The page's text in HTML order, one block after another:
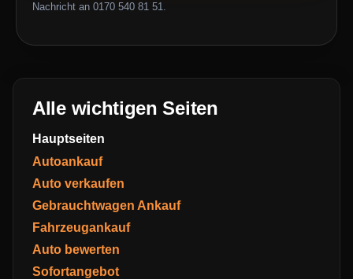
Nachricht an 0170 540 81 51.
Alle wichtigen Seiten
Hauptseiten
Autoankauf
Auto verkaufen
Gebrauchtwagen Ankauf
Fahrzeugankauf
Auto bewerten
Sofortangebot